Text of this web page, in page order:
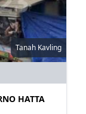
Tanah Kavling
HATTA